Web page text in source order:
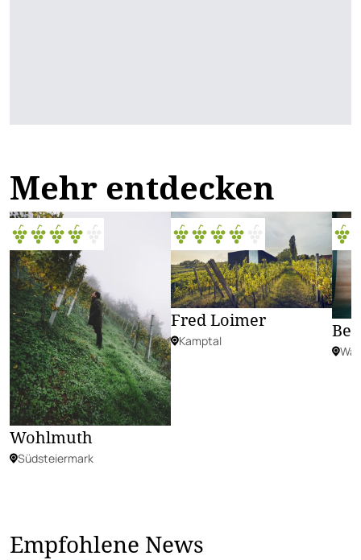
Mehr entdecken
Wohlmuth
Südsteiermark
Fred Loimer
Kamptal
Empfohlene News